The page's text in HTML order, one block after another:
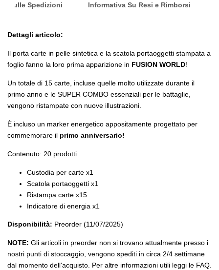
Sulle Spedizioni Informativa Su Resi e Rimborsi
Dettagli articolo:
Il porta carte in pelle sintetica e la scatola portaoggetti stampata a
foglio fanno la loro prima apparizione in FUSION WORLD!
Un totale di 15 carte, incluse quelle molto utilizzate durante il
primo anno e le SUPER COMBO essenziali per le battaglie,
vengono ristampate con nuove illustrazioni.
È incluso un marker energetico appositamente progettato per
commemorare il primo anniversario!
Contenuto: 20 prodotti
Custodia per carte x1
Scatola portaoggetti x1
Ristampa carte x15
Indicatore di energia x1
Disponibilità: Preorder (11/07/2025)
NOTE: Gli articoli in preorder non si trovano attualmente presso i
nostri punti di stoccaggio, vengono spediti in circa 2/4 settimane
dal momento dell'acquisto. Per altre informazioni utili leggi le FAQ.